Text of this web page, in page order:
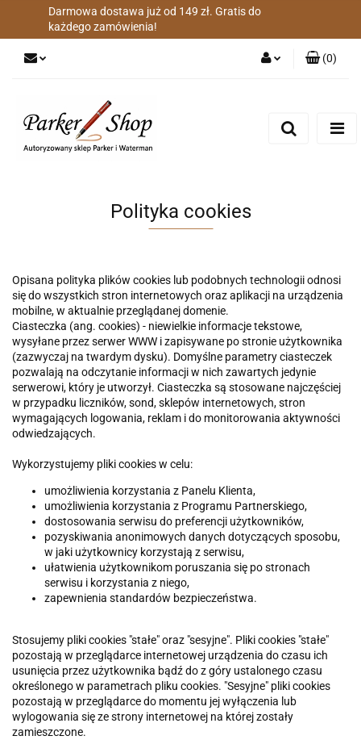
Darmowa dostawa już od 149 zł. Gratis do
każdego zamówienia!
(0)
Polityka cookies
Opisana polityka plików cookies lub podobnych technologii odnosi
się do wszystkich stron internetowych oraz aplikacji na urządzenia
mobilne, w aktualnie przeglądanej domenie.
Ciasteczka (ang. cookies) - niewielkie informacje tekstowe,
wysyłane przez serwer WWW i zapisywane po stronie użytkownika
(zazwyczaj na twardym dysku). Domyślne parametry ciasteczek
pozwalają na odczytanie informacji w nich zawartych jedynie
serwerowi, który je utworzył. Ciasteczka są stosowane najczęściej
w przypadku liczników, sond, sklepów internetowych, stron
wymagających logowania, reklam i do monitorowania aktywności
odwiedzających.
Wykorzystujemy pliki cookies w celu:
umożliwienia korzystania z Panelu Klienta,
umożliwienia korzystania z Programu Partnerskiego,
dostosowania serwisu do preferencji użytkowników,
pozyskiwania anonimowych danych dotyczących sposobu,
w jaki użytkownicy korzystają z serwisu,
ułatwienia użytkownikom poruszania się po stronach
serwisu i korzystania z niego,
zapewnienia standardów bezpieczeństwa.
Stosujemy pliki cookies "stałe" oraz "sesyjne". Pliki cookies "stałe"
pozostają w przeglądarce internetowej urządzenia do czasu ich
usunięcia przez użytkownika bądź do z góry ustalonego czasu
określonego w parametrach pliku cookies. "Sesyjne" pliki cookies
pozostają w przeglądarce do momentu jej wyłączenia lub
wylogowania się ze strony internetowej na której zostały
zamieszczone.